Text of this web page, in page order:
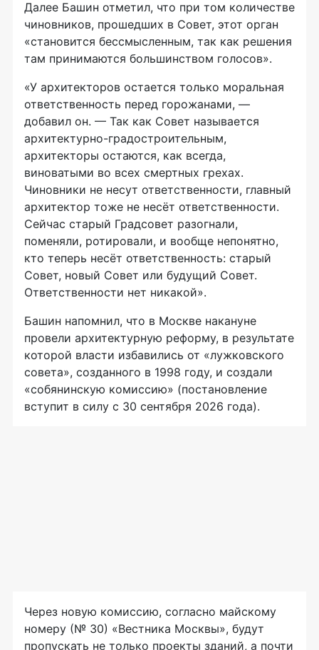
Далее Башин отметил, что при том количестве
чиновников, прошедших в Совет, этот орган
«становится бессмысленным, так как решения
там принимаются большинством голосов».
«У архитекторов остается только моральная
ответственность перед горожанами, —
добавил он. — Так как Совет называется
архитектурно-градостроительным,
архитекторы остаются, как всегда,
виноватыми во всех смертных грехах.
Чиновники не несут ответственности, главный
архитектор тоже не несёт ответственности.
Сейчас старый Градсовет разогнали,
поменяли, ротировали, и вообще непонятно,
кто теперь несёт ответственность: старый
Совет, новый Совет или будущий Совет.
Ответственности нет никакой».
Башин напомнил, что в Москве накануне
провели архитектурную реформу, в результате
которой власти избавились от «лужковского
совета», созданного в 1998 году, и создали
«собянинскую комиссию» (постановление
вступит в силу с 30 сентября 2026 года).
Через новую комиссию, согласно майскому
номеру (№ 30) «Вестника Москвы», будут
пропускать не только проекты зданий, а почти